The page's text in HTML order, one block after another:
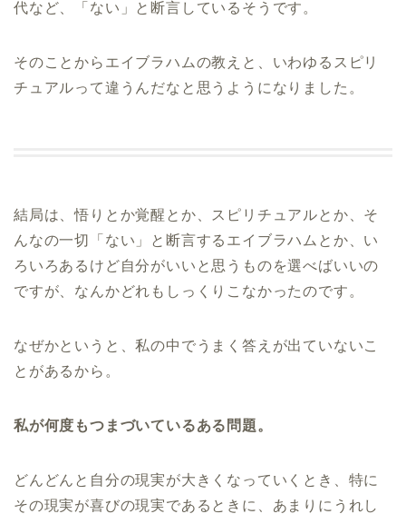
代など、「ない」と断言しているそうです。
そのことからエイブラハムの教えと、いわゆるスピリ
チュアルって違うんだなと思うようになりました。
結局は、悟りとか覚醒とか、スピリチュアルとか、そ
んなの一切「ない」と断言するエイブラハムとか、い
ろいろあるけど自分がいいと思うものを選べばいいの
ですが、なんかどれもしっくりこなかったのです。
なぜかというと、私の中でうまく答えが出ていないこ
とがあるから。
私が何度もつまづいているある問題。
どんどんと自分の現実が大きくなっていくとき、特に
その現実が喜びの現実であるときに、あまりにうれし